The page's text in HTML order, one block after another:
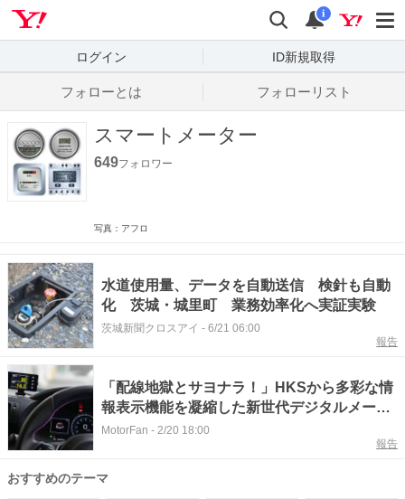
検索
通知
i
ログイン ID新規取得
フォローとは フォローリスト
スマートメーター
649フォロワー
写真：アフロ
水道使用量、データを自動送信 検針も自動
化 茨城・城里町 業務効率化へ実証実験
茨城新聞クロスアイ - 6/21 06:00
報告
「配線地獄とサヨナラ！」HKSから多彩な情
報表示機能を凝縮した新世代デジタルメータ
ー登場
MotorFan - 2/20 18:00
報告
おすすめのテーマ